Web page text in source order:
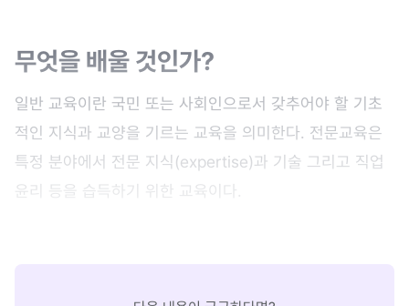
무엇을 배울 것인가?
일반 교육이란 국민 또는 사회인으로서 갖추어야 할 기초
적인 지식과 교양을 기르는 교육을 의미한다. 전문교육은
특정 분야에서 전문 지식(expertise)과 기술 그리고 직업
윤리 등을 습득하기 위한 교육이다.